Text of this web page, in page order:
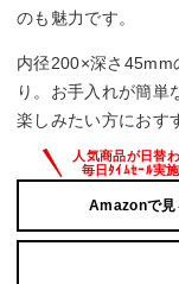
のも魅力です。
内径200×深さ45mm
り。お手入れが簡単
楽しみたい方におす
Amazonで見